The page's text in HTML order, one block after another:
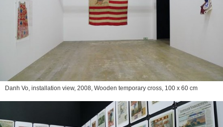
Danh Vo, installation view, 2008, Wooden temporary cross, 100 x 60 cm